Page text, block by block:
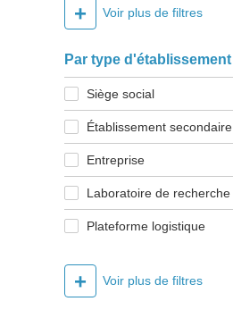
+ Voir plus de filtres
Par type d'établissement
Siège social
Établissement secondaire
Entreprise
Laboratoire de recherche
Plateforme logistique
+ Voir plus de filtres